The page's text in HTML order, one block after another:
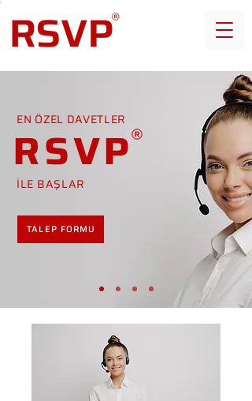
EN ÖZEL DAVETLER
RSVP
İLE BAŞLAR
TALEP FORMU